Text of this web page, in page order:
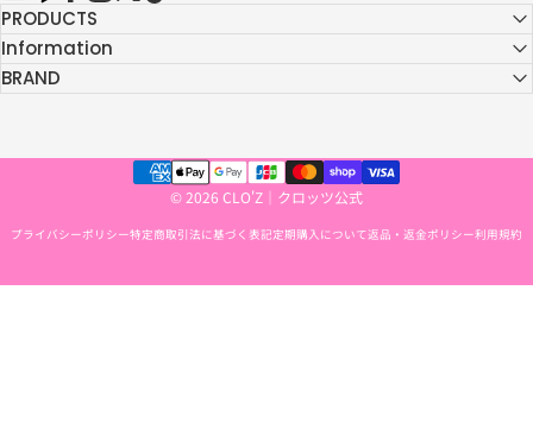
YouTube
LINEFacebook
Instagram
PRODUCTS
Information
BRAND
© 2026 CLO'Z｜クロッツ公式
プライバシーポリシー特定商取引法に基づく表記定期購入について返品・返金ポリシー利用規約